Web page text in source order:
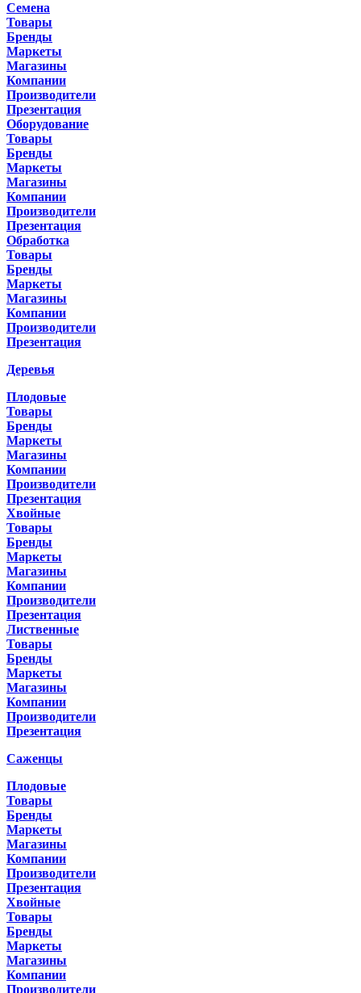
Семена
Товары
Бренды
Маркеты
Магазины
Компании
Производители
Презентация
Оборудование
Товары
Бренды
Маркеты
Магазины
Компании
Производители
Презентация
Обработка
Товары
Бренды
Маркеты
Магазины
Компании
Производители
Презентация
Деревья
Плодовые
Товары
Бренды
Маркеты
Магазины
Компании
Производители
Презентация
Хвойные
Товары
Бренды
Маркеты
Магазины
Компании
Производители
Презентация
Лиственные
Товары
Бренды
Маркеты
Магазины
Компании
Производители
Презентация
Саженцы
Плодовые
Товары
Бренды
Маркеты
Магазины
Компании
Производители
Презентация
Хвойные
Товары
Бренды
Маркеты
Магазины
Компании
Производители